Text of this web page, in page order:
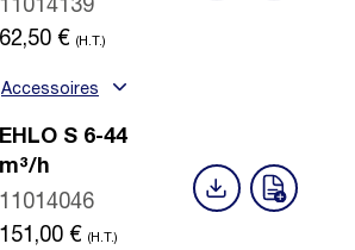
11014139
62,50 € (H.T.)
Accessoires
EHLO S 6-44
m³/h
11014046
151,00 € (H.T.)